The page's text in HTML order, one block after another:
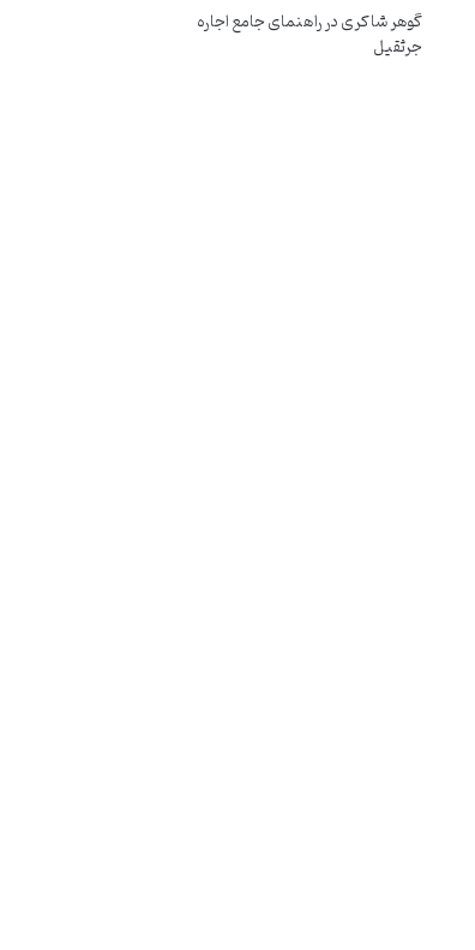
گوهر شاکریدرراهنمای جامع اجاره
جرثقیل